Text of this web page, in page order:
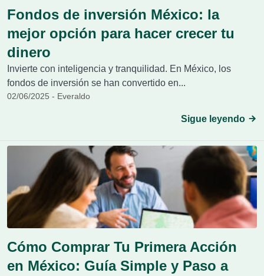
Fondos de inversión México: la
mejor opción para hacer crecer tu
dinero
Invierte con inteligencia y tranquilidad. En México, los
fondos de inversión se han convertido en...
02/06/2025 - Everaldo
Sigue leyendo
Cómo Comprar Tu Primera Acción
en México: Guía Simple y Paso a